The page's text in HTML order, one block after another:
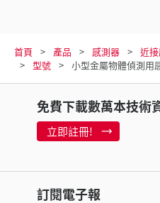
首頁 產品 感測器 近
型號
小型金屬物體偵測用
免費下載數萬本技術
立即註冊!
訂閱電子報